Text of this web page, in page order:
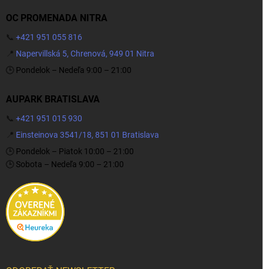
OC PROMENADA NITRA
📞 +421 951 055 816
📍 Napervillská 5, Chrenová, 949 01 Nitra
🕒 Pondelok – Nedeľa 9:00 – 21:00
AUPARK BRATISLAVA
📞 +421 951 015 930
📍 Einsteinova 3541/18, 851 01 Bratislava
🕒 Pondelok – Piatok 10:00 – 21:00
🕒 Sobota – Nedeľa 9:00 – 21:00